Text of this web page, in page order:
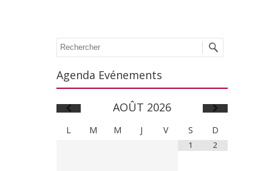
Recherche
Agenda Evénements
AOÛT 2026
L M M J V S D
1 2